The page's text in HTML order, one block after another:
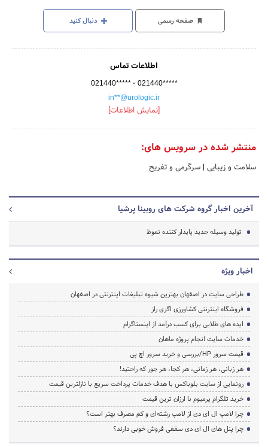
صفحه رسمی دنبال کنید
اطلاعات تماس
021440***** - 021440*****
in**@urologic.ir
[نمایش اطلاعات]
منتشر شده در سرویس های:
سلامت و زیبایی | سرگرمی و تفریح
آخرین اخبار گروه شرکت های روبینا پرشیا
تولید وسیله جدید پایدار کننده نعوظ
اخبار ویژه
طراحی سایت در اصفهان بهترین شیوه تبلیغات اینترنتی در اصفهان
فروشگاه اینترنتی کشاورزی اگری راز
ایده های طلایی برای کسب درآمد از اینستاگرام
خدمات سایت انجام پروژه ماهان
قیمت سرور HP/بررسی و خرید سرور اچ پی
هر زبانی، هر زمانی، هر کجا، هر جور که راحتید!
رونمایی از سایت بلوباکس با هدف خدمات پرداخت سریع با نازلترین قیمت
خرید تلگرام پرمیوم با ارزان ترین قیمت
چرا لامپ ال ای دی از لامپ رشته‌ای و کم مصرف بهتر است؟
چرا پنل های ال ای دی سقفی فروش خوبی دارند؟